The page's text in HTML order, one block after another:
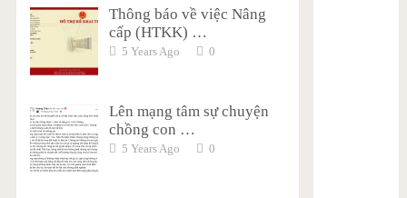
Thông báo về việc Nâng
cấp (HTKK) …
5 Years Ago 0
Lên mạng tâm sự chuyện
chồng con …
5 Years Ago 0